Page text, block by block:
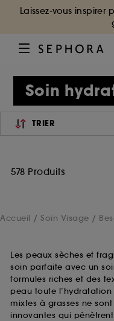
Laissez-vous inspirer
Soin
TRIER
578 Produits
Accueil Soin Visage
Les peaux sèches et
soin parfaite avec un
formules riches et des
peau toute
mixtes à grasses ne
innovantes qui